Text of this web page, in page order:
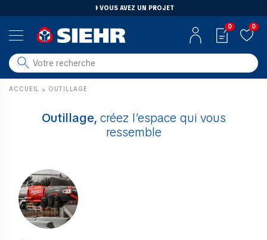
VOUS AVEZ UN PROJET
salle de bain
carrelage
outillage
aménagement
0 0
ACCUEIL » OUTILLAGE
Outillage, créez l’espace qui vous
ressemble